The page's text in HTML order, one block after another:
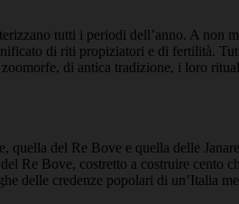
tutti i periodi dell’anno. A non
di riti propiziatori e di fertilità.
di antica tradizione, i loro
del Re Bove e quella delle
Re Bove, costretto a costruire cento
delle credenze popolari di un’Italia